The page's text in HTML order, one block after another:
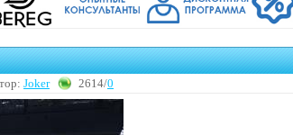
Joker 2614/0